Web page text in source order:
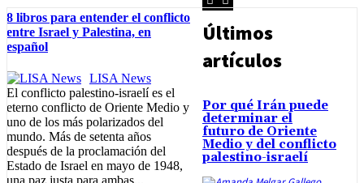
8 libros para entender el conflicto
entre Israel y Palestina, en
español
LISA News
El conflicto palestino-israelí es el
eterno conflicto de Oriente Medio y
uno de los más polarizados del
mundo. Más de setenta años
después de la proclamación del
Estado de Israel en mayo de 1948,
una paz justa para ambas...
Últimos
artículos
Por qué Irán puede
determinar el
futuro de Oriente
Medio y del conflicto
palestino-israelí